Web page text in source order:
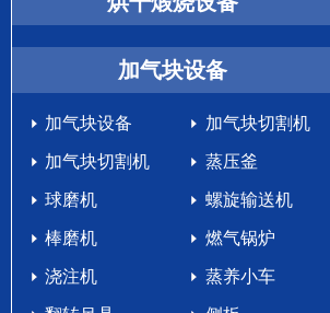
加气块设备
加气块设备 加气块切割机
加气块切割机 蒸压釜
球磨机 螺旋输送机
棒磨机 燃气锅炉
浇注机 蒸养小车